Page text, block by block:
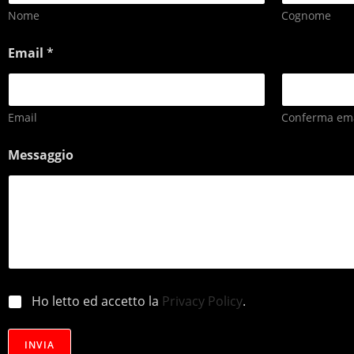
Nome Cognome
Email *
Email Conferma
Messaggio
p
i
Ho letto ed accetto la Privacy Policy.
INVIA